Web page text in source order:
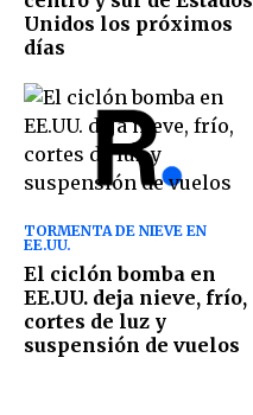
Unidos los próximos
días
TORMENTA DE NIEVE EN
EE.UU.
El ciclón bomba en
EE.UU. deja nieve, frío,
cortes de luz y
suspensión de vuelos